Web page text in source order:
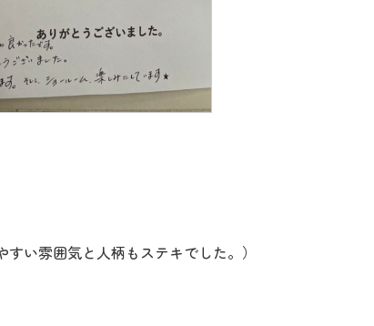
い雰囲気と人柄もステキでした。）